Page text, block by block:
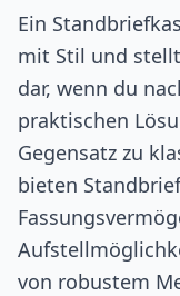
Ein
mit Stil und
dar, wenn du
praktischen
Gegensatz zu
bieten
von robustem